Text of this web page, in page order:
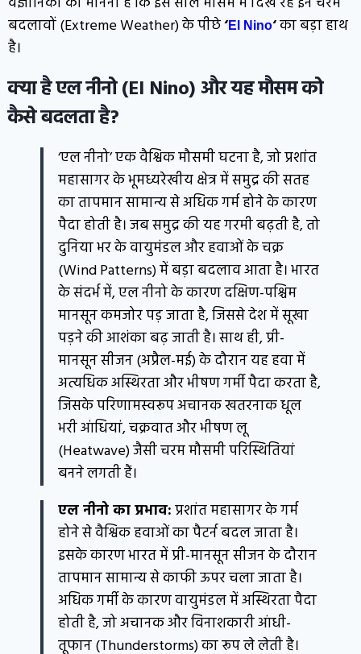
बदलावों (Extreme Weather) के पीछे‘El Nino‘का बड़ा हाथ
है।
क्या है एल नीनो (El Nino) और यह मौसम को
कैसे बदलता है?
‘एल नीनो’ एक वैश्विक मौसमी घटना है, जो प्रशांत
महासागर के भूमध्यरेखीय क्षेत्र में समुद्र की सतह
का तापमान सामान्य से अधिक गर्म होने के कारण
पैदा होती है। जब समुद्र की यह गरमी बढ़ती है, तो
दुनिया भर के वायुमंडल और हवाओं के चक्र
(Wind Patterns) में बड़ा बदलाव आता है। भारत
के संदर्भ में, एल नीनो के कारण दक्षिण-पश्चिम
मानसून कमजोर पड़ जाता है, जिससे देश में सूखा
पड़ने की आशंका बढ़ जाती है। साथ ही, प्री-
मानसून सीजन (अप्रैल-मई) के दौरान यह हवा में
अत्यधिक अस्थिरता और भीषण गर्मी पैदा करता है,
जिसके परिणामस्वरूप अचानक खतरनाक धूल
भरी आंधियां, चक्रवात और भीषण लू
(Heatwave) जैसी चरम मौसमी परिस्थितियां
बनने लगती हैं।
एल नीनो का प्रभाव:प्रशांत महासागर के गर्म
होने से वैश्विक हवाओं का पैटर्न बदल जाता है।
इसके कारण भारत में प्री-मानसून सीजन के दौरान
तापमान सामान्य से काफी ऊपर चला जाता है।
अधिक गर्मी के कारण वायुमंडल में अस्थिरता पैदा
होती है, जो अचानक और विनाशकारी आंधी-
तूफान (Thunderstorms) का रूप ले लेती है।